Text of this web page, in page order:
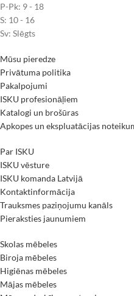
P-Pk: 9 - 18
S: 10 - 16
Sv: Slēgts
Mūsu pieredze
Privātuma politika
Pakalpojumi
ISKU profesionāļiem
Katalogi un brošūras
Apkopes un ekspluatācijas
Par ISKU
ISKU vēsture
ISKU komanda Latvijā
Kontaktinformācija
Trauksmes paziņojumu kanāls
Pieraksties jaunumiem
Skolas mēbeles
Biroja mēbeles
Higiēnas mēbeles
Mājas mēbeles